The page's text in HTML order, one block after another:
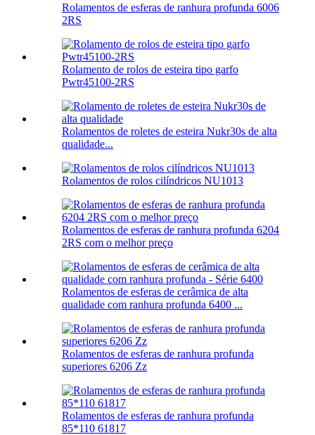
Rolamentos de esferas de ranhura profunda 6006
2RS
Rolamento de rolos de esteira tipo garfo
Pwtr45100-2RS
Rolamentos de roletes de esteira Nukr30s de alta
qualidade...
Rolamentos de rolos cilíndricos NU1013
Rolamentos de esferas de ranhura profunda 6204
2RS com o melhor preço
Rolamentos de esferas de cerâmica de alta
qualidade com ranhura profunda 6400 ...
Rolamentos de esferas de ranhura profunda
superiores 6206 Zz
Rolamentos de esferas de ranhura profunda
85*110 61817